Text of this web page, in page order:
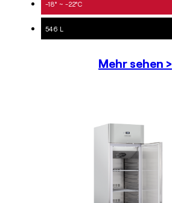
-18° ~ -22°C
546 L
Mehr sehen >